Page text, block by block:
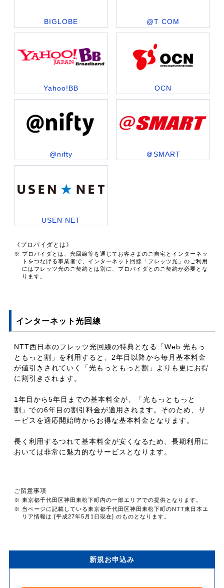
BIGLOBE @T COM
Yahoo!BB OCN
@nifty ＠SMART
USEN NET
《プロバイダとは》
※ プロバイダとは、光回線等を通じてお客さまのご自宅とインターネッ
トをつなげる事業者で、インターネット回線「フレッツ光」のご利用
にはフレッツ光のご契約とは別に、プロバイダとのご契約が必要とな
ります。
インターネット光回線
NTT西日本のフレッツ光回線の特典となる「Web 光もっ
ともっと割」を利用すると、2年目以降から毎月基本料金
が値引きされていく「光もっともっと割」よりも更にお得
に割引きされます。
1年目から5年目までの基本料金が、「光もっともっと
割」での6年目の割引料金が適用されます。そのため、サ
ービスを適応開始時からお得な基本料金となります。
長く利用するつれて基本料金が安くなるため、長期利用に
おいては非常に魅力的なサービスとなります。
ご留意事項
※ 東京都千代田区神田東松下町内の一部エリアでの提供となります。
※ 当ページに記載している東京都千代田区神田東松下町のNTT東日本エ
リア情報は [平成27年5月1日現在] のものとなります。
新規お申込み